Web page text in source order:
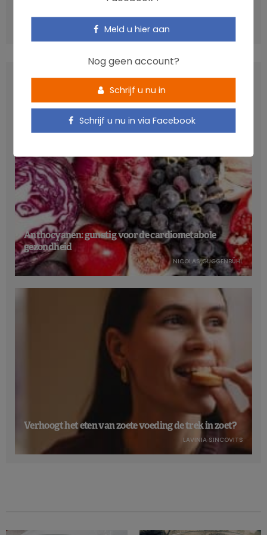
13 nieuwe genen met invloed op coronaire ziekten
ontdekt
LATEST POSTS
Anthocyanen: gunstig voor de cardiometabole
gezondheid
NICOLAS GUGGENBÜHL
Verhoogt het eten van zoete voeding de trek in zoet?
LAVINIA SINCOVITS
Meld u hier aan
Nog geen account?
Schrijf u nu in
Schrijf u nu in via Facebook